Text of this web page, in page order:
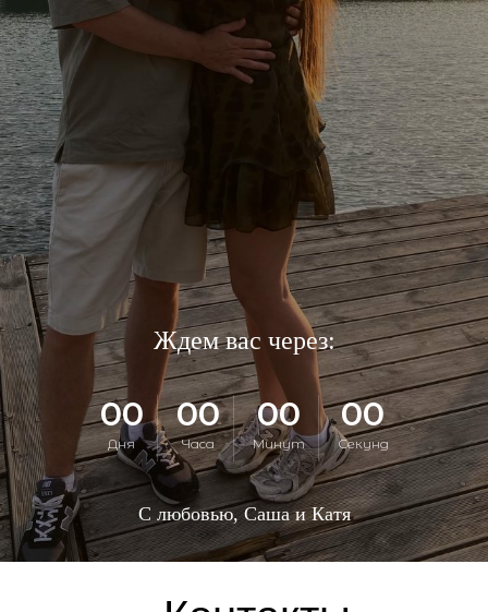
Ждем вас через:
00
Дня
00
Часа
00
Минут
00
Секунд
С любовью, Саша и Катя